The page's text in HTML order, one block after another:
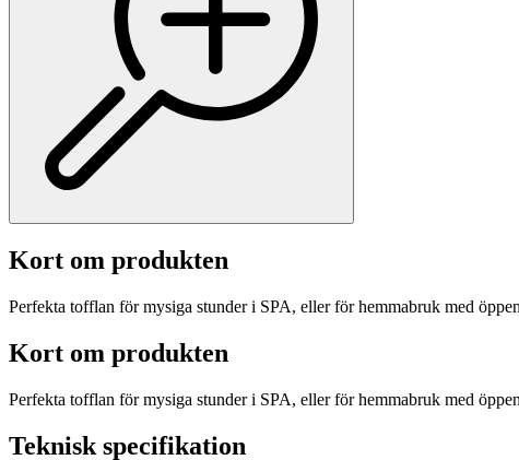
Kort om produkten
Perfekta tofflan för mysiga stunder i SPA, eller för hemmabruk med
Kort om produkten
Perfekta tofflan för mysiga stunder i SPA, eller för hemmabruk med
Teknisk specifikation